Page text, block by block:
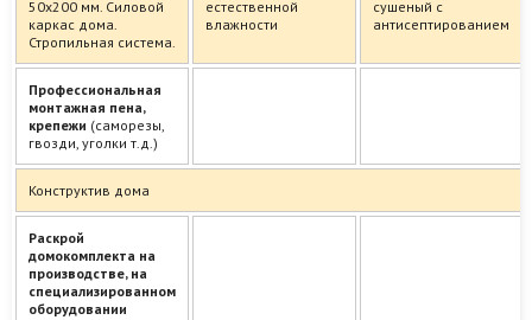
50х200 мм. Силовой
каркас дома.
Стропильная система.
естественной
влажности
сушеный с
антисептированием
Профессиональная
монтажная пена,
крепежи (саморезы,
гвозди, уголки т.д.)
Конструктив дома
Раскрой
домокомплекта на
производстве, на
специализированном
оборудовании